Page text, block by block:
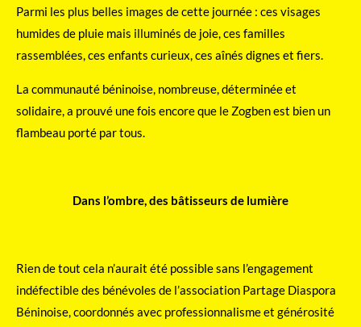
Parmi les plus belles images de cette journée : ces visages
humides de pluie mais illuminés de joie, ces familles
rassemblées, ces enfants curieux, ces aînés dignes et fiers.
La communauté béninoise, nombreuse, déterminée et
solidaire, a prouvé une fois encore que le Zogben est bien un
flambeau porté par tous.
Dans l’ombre, des bâtisseurs de lumière
Rien de tout cela n’aurait été possible sans l’engagement
indéfectible des bénévoles de l’association Partage Diaspora
Béninoise, coordonnés avec professionnalisme et générosité